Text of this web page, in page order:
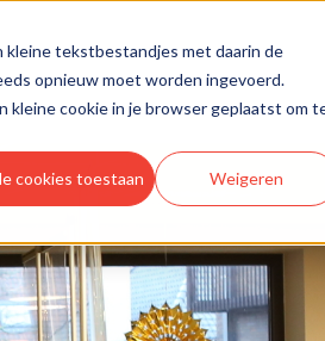
kleine tekstbestandjes met daarin de
opnieuw moet worden ingevoerd.
kleine cookie in je browser geplaatst om
cookies toestaan Weigeren